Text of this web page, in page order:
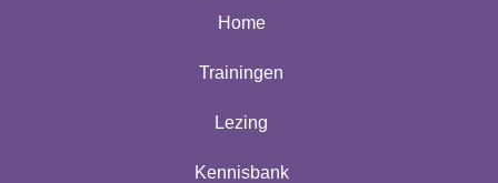
Home
Trainingen
Lezing
Kennisbank